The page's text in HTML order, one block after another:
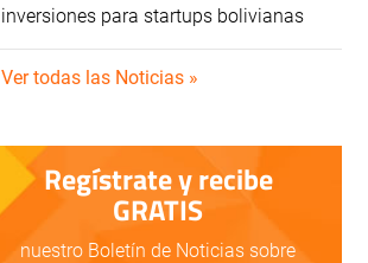
inversiones para startups bolivianas
Ver todas las Noticias »
Regístrate y recibe
GRATIS
nuestro Boletín de Noticias sobre